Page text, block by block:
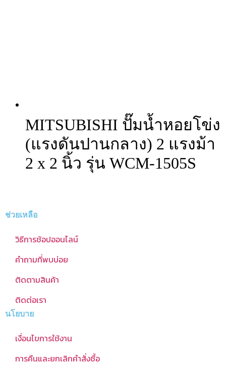
MITSUBISHI ปั๊มน้ำหอยโข่ง
(แรงดันปานกลาง) 2 แรงม้า
2 x 2 นิ้ว รุ่น WCM-1505S
ช่วยเหลือ
วิธีการช้อปออนไลน์
คำถามที่พบบ่อย
ติดตามสินค้า
ติดต่อเรา
นโยบาย
เงื่อนไขการใช้งาน
การคืนและยกเลิกคำสั่งซื้อ